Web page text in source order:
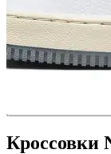
Кроссовки